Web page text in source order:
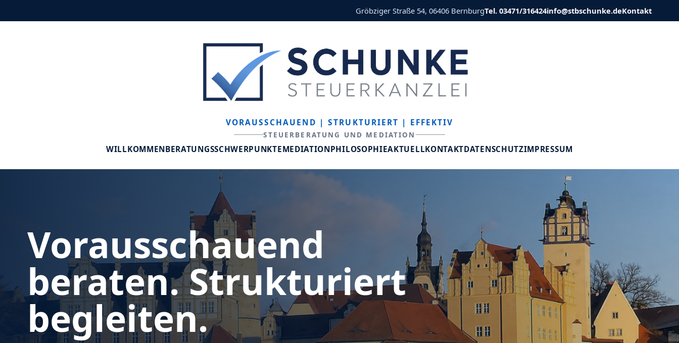
Gröbziger Straße 54, 06406 BernburgTel. 03471/316424info@stbschunke.deKontakt
VORAUSSCHAUEND | STRUKTURIERT | EFFEKTIV
STEUERBERATUNG UND MEDIATION
WILLKOMMENBERATUNGSSCHWERPUNKTEMEDIATIONPHILOSOPHIEAKTUELLKONTAKTDATENSCHUTZIMPRESSUM
Vorausschauend
beraten. Strukturiert
begleiten.